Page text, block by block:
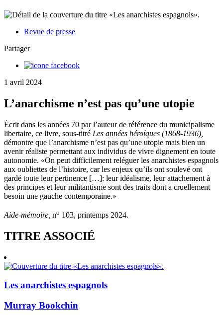
Revue de presse
Partager
1 avril 2024
L’anarchisme n’est pas qu’une utopie
Écrit dans les années 70 par l’auteur de référence du municipalisme
libertaire, ce livre, sous-titré Les années héroïques (1868-1936),
démontre que l’anarchisme n’est pas qu’une utopie mais bien un
avenir réaliste permettant aux individus de vivre dignement en toute
autonomie. «On peut difficilement reléguer les anarchistes espagnols
aux oubliettes de l’histoire, car les enjeux qu’ils ont soulevé ont
gardé toute leur pertinence […]: leur idéalisme, leur attachement à
des principes et leur militantisme sont des traits dont a cruellement
besoin une gauche contemporaine.»
Aide-mémoire, no 103, printemps 2024.
TITRE ASSOCIÉ
Les anarchistes espagnols
Murray Bookchin